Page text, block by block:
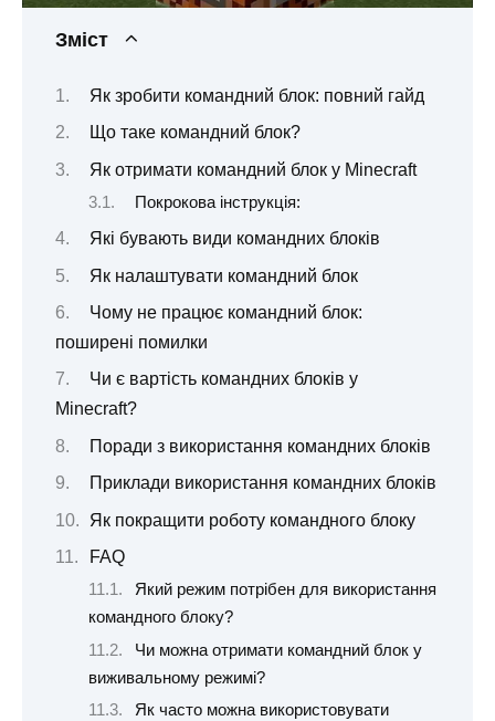
Зміст
Як зробити командний блок: повний гайд
Що таке командний блок?
Як отримати командний блок у Minecraft
Покрокова інструкція:
Які бувають види командних блоків
Як налаштувати командний блок
Чому не працює командний блок:
поширені помилки
Чи є вартість командних блоків у
Minecraft?
Поради з використання командних блоків
Приклади використання командних блоків
Як покращити роботу командного блоку
FAQ
Який режим потрібен для використання
командного блоку?
Чи можна отримати командний блок у
виживальному режимі?
Як часто можна використовувати